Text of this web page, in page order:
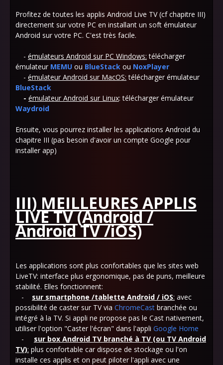
Profitez de toutes les applis Android Live TV (cf chapitre III)
directement sur votre PC en installant un soft émulateur
Android sur votre PC. C'est très facile.
- émulateurs Android sur PC Windows: télécharger
émulateur MEMU ou BlueStack ou NoxPlayer
- émulateur Android sur MacOS: télécharger émulateur
BlueStack
- émulateur Android sur Linux: télécharger émulateur
Waydroid
Ensuite, vous pourrez installer les applications Android du
chapitre III (pas besoin d'avoir un compte Google pour
installer app)
III) MEILLEURES APPLIS
LIVE TV (Android /
Android TV /iOS)
Les applications sont plus confortables que les sites web
LiveTV: interface plus ergonomique, pas de puns, meilleure
stabilité. Elles fonctionnent:
- sur smartphone /tablette Android / iOS: avec
possibilité de caster sur TV via ChromeCast branchée ou
intégré à la TV. Si appli ne propose pas le Cast nativement,
utiliser l'option "Caster l'écran" dans l'appli Google Home
- sur box Android TV branché à TV (ou TV Android
TV): plus confortable car dispose de stockage ou l'on
installe ces applis et on peut piloter l'appli avec une